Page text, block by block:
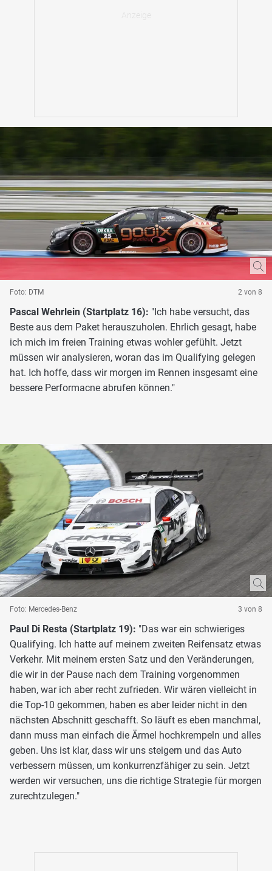
Foto: DTM 2 von 8
Pascal Wehrlein (Startplatz 16): "Ich habe versucht, das
Beste aus dem Paket herauszuholen. Ehrlich gesagt, habe
ich mich im freien Training etwas wohler gefühlt. Jetzt
müssen wir analysieren, woran das im Qualifying gelegen
hat. Ich hoffe, dass wir morgen im Rennen insgesamt eine
bessere Performacne abrufen können."
Foto: Mercedes-Benz 3 von 8
Paul Di Resta (Startplatz 19): "Das war ein schwieriges
Qualifying. Ich hatte auf meinem zweiten Reifensatz etwas
Verkehr. Mit meinem ersten Satz und den Veränderungen,
die wir in der Pause nach dem Training vorgenommen
haben, war ich aber recht zufrieden. Wir wären vielleicht in
die Top-10 gekommen, haben es aber leider nicht in den
nächsten Abschnitt geschafft. So läuft es eben manchmal,
dann muss man einfach die Ärmel hochkrempeln und alles
geben. Uns ist klar, dass wir uns steigern und das Auto
verbessern müssen, um konkurrenzfähiger zu sein. Jetzt
werden wir versuchen, uns die richtige Strategie für morgen
zurechtzulegen."